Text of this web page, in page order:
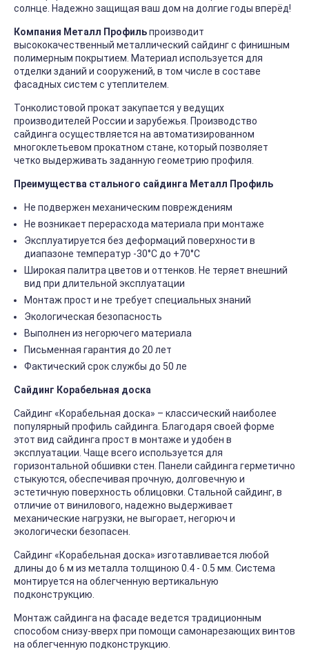
солнце. Надежно защищая ваш дом на долгие годы вперёд!
Компания Металл Профильпроизводит
высококачественный металлический сайдинг с финишным
полимерным покрытием. Материал используется для
отделки зданий и сооружений, в том числе в составе
фасадных систем с утеплителем.
Тонколистовой прокат закупается у ведущих
производителей России и зарубежья. Производство
сайдинга осуществляется на автоматизированном
многоклетьевом прокатном стане, который позволяет
четко выдерживать заданную геометрию профиля.
Преимущества стального сайдинга Металл Профиль
Не подвержен механическим повреждениям
Не возникает перерасхода материала при монтаже
Эксплуатируется без деформаций поверхности в
диапазоне температур -30°C до +70°C
Широкая палитра цветов и оттенков. Не теряет внешний
вид при длительной эксплуатации
Монтаж прост и не требует специальных знаний
Экологическая безопасность
Выполнен из негорючего материала
Письменная гарантия до 20 лет
Фактический срок службы до 50 ле
Сайдинг Корабельная доска
Сайдинг «Корабельная доска» – классический наиболее
популярный профиль сайдинга. Благодаря своей форме
этот вид сайдинга прост в монтаже и удобен в
эксплуатации. Чаще всего используется для
горизонтальной обшивки стен. Панели сайдинга герметично
стыкуются, обеспечивая прочную, долговечную и
эстетичную поверхность облицовки. Стальной сайдинг, в
отличие от винилового, надежно выдерживает
механические нагрузки, не выгорает, негорюч и
экологически безопасен.
Сайдинг «Корабельная доска» изготавливается любой
длины до 6 м из металла толщиною 0.4 - 0.5 мм. Система
монтируется на облегченную вертикальную
подконструкцию.
Монтаж сайдинга на фасаде ведется традиционным
способом снизу-вверх при помощи самонарезающих винтов
на облегченную подконструкцию.